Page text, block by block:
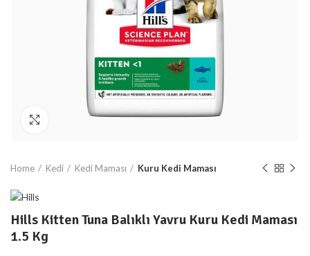
Home Kedi Kedi Maması Kuru Kedi Maması
Hills Kitten Tuna Balıklı Yavru Kuru Kedi Maması
1.5 Kg